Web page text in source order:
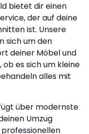
bietet dir einen
der auf deine
ist. Unsere
sich um den
deiner Möbel und
es sich um kleine
alles mit
über modernste
Umzug